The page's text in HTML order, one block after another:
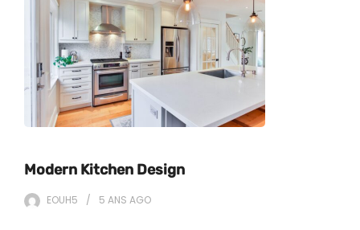
Modern Kitchen Design
EOUH5 5 ANS AGO